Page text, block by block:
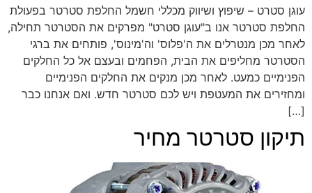
עוגן סטרט – שיפוץ ושיווק מכללי חשמל החלפת סטרטר בפעולת
החלפת סטרטר אנו ב"עוגן סטרט" מפרקים את הסטרטר תחילה,
לאחר מכן מנטרלים את ה'פלוס' וה'מינוס', פותחים את ברגי
הסטרטר מחליפים את הבית, הפחמים ובעצם אל כל החלקים
הפנימיים כמעט. לאחר מכן מנקים את החלקים הפנימיים
ומחזירים את המעטפת ויש לכם סטרטר חדש. ואם אנחנו כבר
[…]
תיקון סטרטר מחיר